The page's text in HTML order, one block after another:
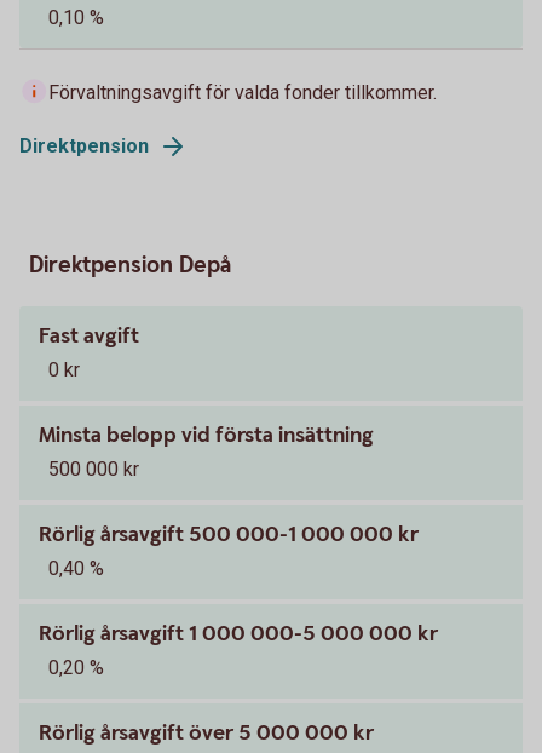
0,10 %
Förvaltningsavgift för valda fonder tillkommer.
Direktpension
Direktpension Depå
Fast avgift
0 kr
Minsta belopp vid första insättning
500 000 kr
Rörlig årsavgift 500 000-1 000 000 kr
0,40 %
Rörlig årsavgift 1 000 000-5 000 000 kr
0,20 %
Rörlig årsavgift över 5 000 000 kr